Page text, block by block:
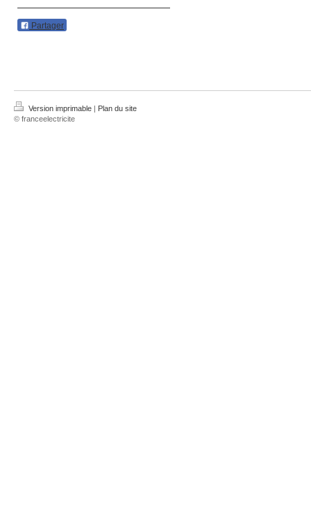
Partager
Version imprimable | Plan du site
© franceelectricite